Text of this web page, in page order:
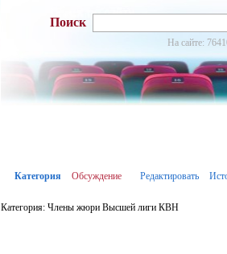
Поиск
На сайте:
Категория Обсуждение Редактировать
Категория: Члены жюри Высшей лиги КВН